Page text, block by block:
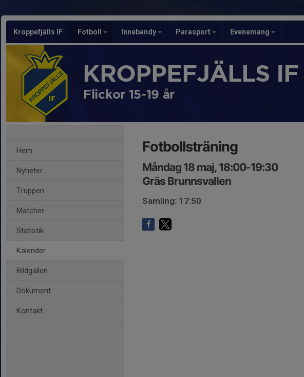
Kroppefjälls IF Fotboll Innebandy Parasport Evenemang
KROPPEFJÄLLS IF
Flickor 15-19 år
Hem
Nyheter
Truppen
Matcher
Statistik
Kalender
Bildgalleri
Dokument
Kontakt
Fotbollsträning
Måndag 18 maj, 18:00-19:30
Gräs Brunnsvallen
Samling: 17:50